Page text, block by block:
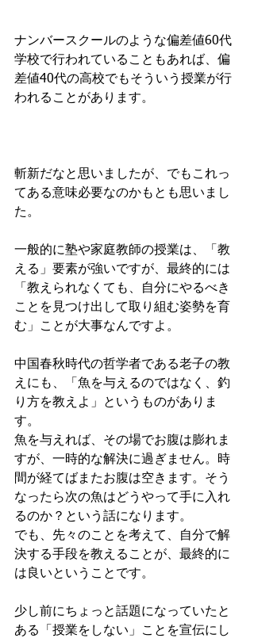
ナンバースクールのような偏差値60代
学校で行われていることもあれば、偏
差値40代の高校でもそういう授業が行
われることがあります。
斬新だなと思いましたが、でもこれっ
てある意味必要なのかもとも思いまし
た。
一般的に塾や家庭教師の授業は、「教
える」要素が強いですが、最終的には
「教えられなくても、自分にやるべき
ことを見つけ出して取り組む姿勢を育
む」ことが大事なんですよ。
中国春秋時代の哲学者である老子の教
えにも、「魚を与えるのではなく、釣
り方を教えよ」というものがありま
す。
魚を与えれば、その場でお腹は膨れま
すが、一時的な解決に過ぎません。時
間が経てばまたお腹は空きます。そう
なったら次の魚はどうやって手に入れ
るのか？という話になります。
でも、先々のことを考えて、自分で解
決する手段を教えることが、最終的に
は良いということです。
少し前にちょっと話題になっていたと
ある「授業をしない」ことを宣伝にし